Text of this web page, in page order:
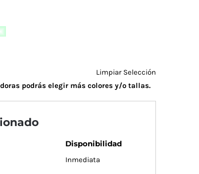
Limpiar Selección
podrás elegir más colores y/o tallas.
Disponibilidad
Inmediata